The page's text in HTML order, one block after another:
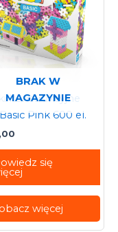
BRAK W
MAGAZYNIE
konstrukcyjne
Pink 600 el.
się
więcej